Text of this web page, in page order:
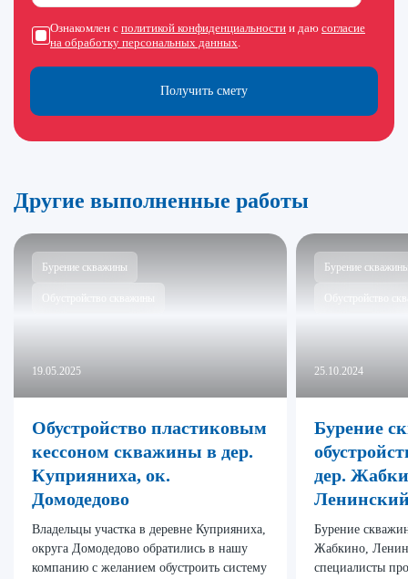
Получить смету
Ознакомлен с политикой конфиденциальности и даю согласие
на обработку персональных данных.
Другие выполненные работы
Бурение скважины
Обустройство скважины
19.05.2025
Обустройство пластиковым
кессоном скважины в дер.
Куприяниха, ок.
Домодедово
Владельцы участка в деревне Куприяниха,
округа Домодедово обратились в нашу
компанию с желанием обустроить систему
Бурение
Обустройство
25.10.2024
Бурение
дер.
Бурение
Жабкино,
специалисты